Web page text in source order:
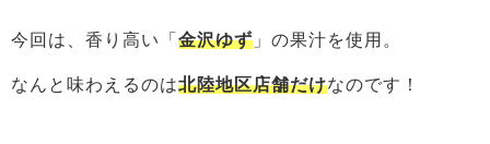
今回は、香り高い「 金沢ゆず 」の果汁を使用。
なんと味わえるのは北陸地区店舗だけなのです！